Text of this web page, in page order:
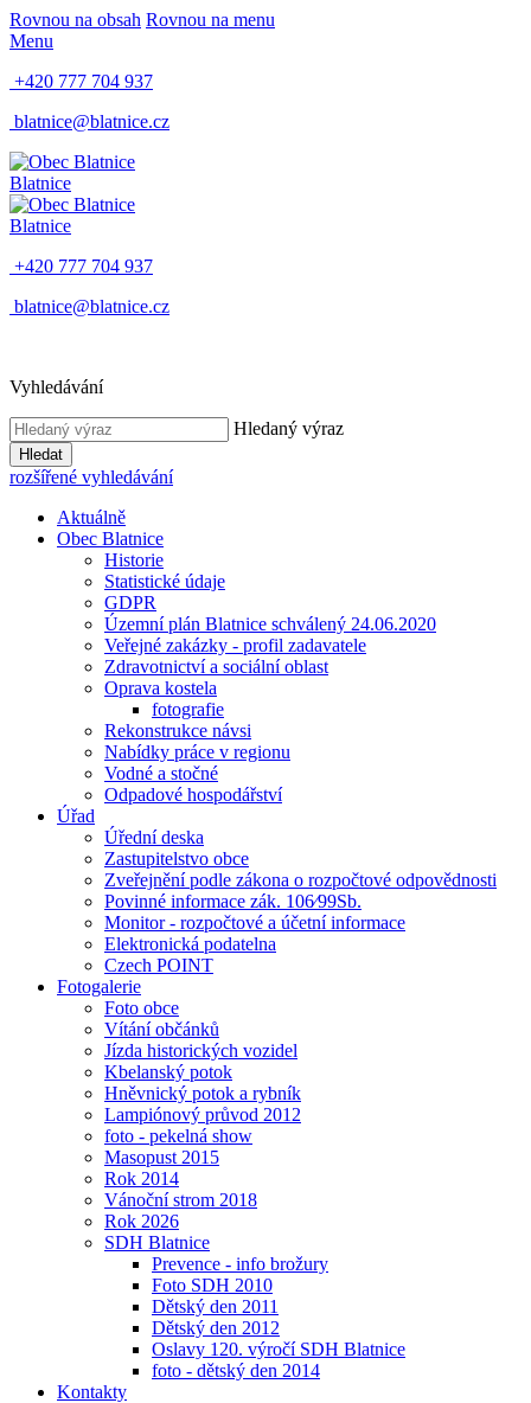
Rovnou na obsah Rovnou na menu
Menu
+420 777 704 937
blatnice@blatnice.cz
Blatnice
Blatnice
+420 777 704 937
blatnice@blatnice.cz
Vyhledávání
Hledaný výraz
Hledat
rozšířené vyhledávání
Aktuálně
Obec Blatnice
Historie
Statistické údaje
GDPR
Územní plán Blatnice schválený 24.06.2020
Veřejné zakázky - profil zadavatele
Zdravotnictví a sociální oblast
Oprava kostela
fotografie
Rekonstrukce návsi
Nabídky práce v regionu
Vodné a stočné
Odpadové hospodářství
Úřad
Úřední deska
Zastupitelstvo obce
Zveřejnění podle zákona o rozpočtové odpovědnosti
Povinné informace zák. 106⁄99Sb.
Monitor - rozpočtové a účetní informace
Elektronická podatelna
Czech POINT
Fotogalerie
Foto obce
Vítání občánků
Jízda historických vozidel
Kbelanský potok
Hněvnický potok a rybník
Lampiónový průvod 2012
foto - pekelná show
Masopust 2015
Rok 2014
Vánoční strom 2018
Rok 2026
SDH Blatnice
Prevence - info brožury
Foto SDH 2010
Dětský den 2011
Dětský den 2012
Oslavy 120. výročí SDH Blatnice
foto - dětský den 2014
Kontakty